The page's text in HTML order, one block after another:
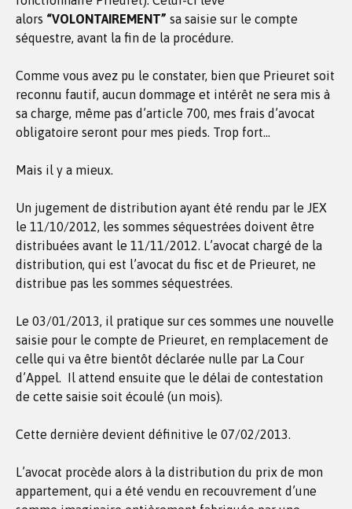
alors “VOLONTAIREMENT” sa saisie sur le compte
séquestre, avant la fin de la procédure.
Comme vous avez pu le constater, bien que Prieuret soit
reconnu fautif, aucun dommage et intérêt ne sera mis à
sa charge, même pas d’article 700, mes frais d’avocat
obligatoire seront pour mes pieds. Trop fort…
Mais il y a mieux.
Un jugement de distribution ayant été rendu par le JEX
le 11/10/2012, les sommes séquestrées doivent être
distribuées avant le 11/11/2012. L’avocat chargé de la
distribution, qui est l’avocat du fisc et de Prieuret, ne
distribue pas les sommes séquestrées.
Le 03/01/2013, il pratique sur ces sommes une nouvelle
saisie pour le compte de Prieuret, en remplacement de
celle qui va être bientôt déclarée nulle par La Cour
d’Appel. Il attend ensuite que le délai de contestation
de cette saisie soit écoulé (un mois).
Cette dernière devient définitive le 07/02/2013.
L’avocat procède alors à la distribution du prix de mon
appartement, qui a été vendu en recouvrement d’une